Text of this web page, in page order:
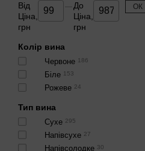
Від
Ціна,
грн
До
Ціна,
грн
ОК
Колір вина
Червоне 186
Біле 153
Рожеве 24
Тип вина
Сухе 295
Напівсухе 27
Напівсолодке 30